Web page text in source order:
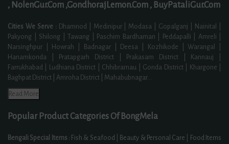
, NolenGur.Com ,GondhorajLemon.Com , BuyPataliGur.Com
Cities We Serve : Dhamnod | Medinipur | Modasa | Gopalganj | Nainital |
Pakyong | Shilong | Tawang | Paschim Bardhaman | Peddapalli | Amreli |
Narsinghpur | Howrah | Badnagar | Deesa | Kozhikode | Warangal |
Hanamkonda | Pratapgarh District | Prakasam District | Kannauj |
Farrukhabad | Ludhiana District | Chhibramau | Gonda District | Khargone |
Baghpat District | Amroha District | Mahabubnagar...
Read More
Popular Product Categories Of BongMela
Bengali Special Items : Fish & Seafood| Beauty & Personal Care
Food Items